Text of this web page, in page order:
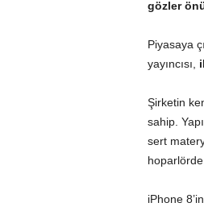
gözler
Piyasaya
yayıncısı,
Şirketin
sahip.
sert
iPhone